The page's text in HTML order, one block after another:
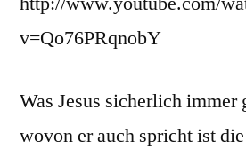
v=Qo76PRqnobY
Was Jesus sicherlich
wovon er auch spricht ist